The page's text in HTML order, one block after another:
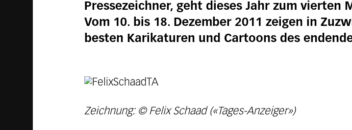
Pressezeichner, geht dieses Jahr zum vierten
Vom 10. bis 18. Dezember 2011 zeigen in
besten Karikaturen und Cartoons des
Zeichnung: © Felix Schaad («Tages-Anzeiger»)